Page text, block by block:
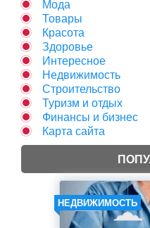
Мода
Товары
Красота
Здоровье
Интересное
Недвижимость
Строительство
Туризм и отдых
Финансы и бизнес
Карта сайта
НЕДВИЖИМОСТЬ